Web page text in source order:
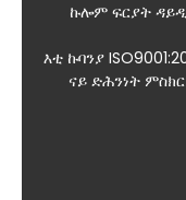
ኩሎም ፍርያት
እቲ ኩባንያ
ናይ ድሕንነት